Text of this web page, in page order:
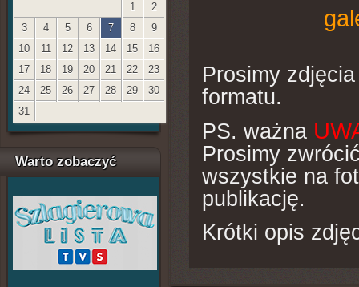
1
2
3
4 5 6 7 8
9
10
11 12 13 14 15
16
17
18 19 20 21 22
23
24
25 26 27 28 29
30
31
Warto zobaczyć
Prosimy
formatu.
PS. ważna
Prosimy
wszystkie na
publikację.
Krótki opis